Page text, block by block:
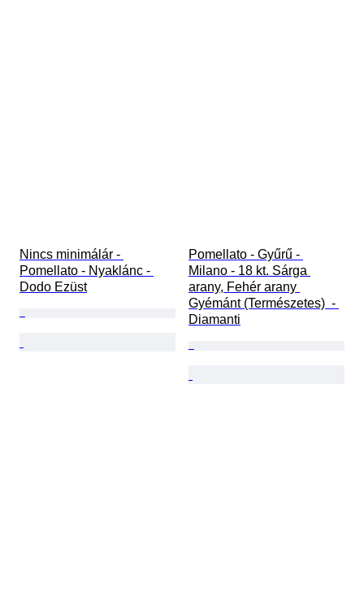
Nincs minimálár -
Pomellato - Nyaklánc -
Dodo Ezüst
Pomellato - Gyűrű -
Milano - 18 kt. Sárga
arany, Fehér arany
Gyémánt (Természetes)  -
Diamanti